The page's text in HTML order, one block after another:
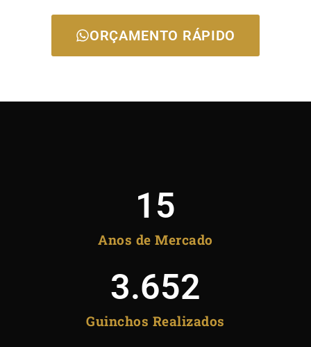
ORÇAMENTO RÁPIDO
Anos de Mercado
15
Guinchos Realizados
3.652